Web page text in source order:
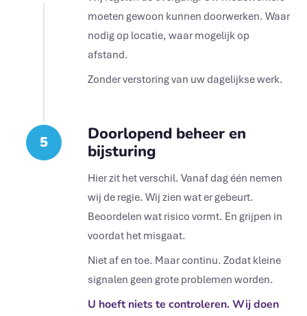
moeten gewoon kunnen doorwerken. Waar
nodig op locatie, waar mogelijk op
afstand.
Zonder verstoring van uw dagelijkse werk.
5
Doorlopend beheer en
bijsturing
Hier zit het verschil. Vanaf dag één nemen
wij de regie. Wij zien wat er gebeurt.
Beoordelen wat risico vormt. En grijpen in
voordat het misgaat.
Niet af en toe. Maar continu. Zodat kleine
signalen geen grote problemen worden.
U hoeft niets te controleren. Wij doen